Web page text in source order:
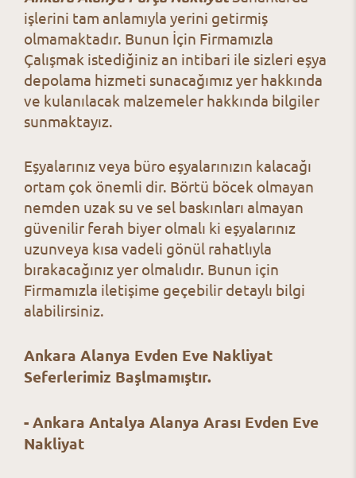
işlerini tam anlamıyla yerini getirmiş
olmamaktadır. Bunun İçin Firmamızla
Çalışmak istediğiniz an intibari ile sizleri eşya
depolama hizmeti sunacağımız yer hakkında
ve kulanılacak malzemeler hakkında bilgiler
sunmaktayız.
Eşyalarınız veya büro eşyalarınızın kalacağı
ortam çok önemli dir. Börtü böcek olmayan
nemden uzak su ve sel baskınları almayan
güvenilir ferah biyer olmalı ki eşyalarınız
uzunveya kısa vadeli gönül rahatlıyla
bırakacağınız yer olmalıdır. Bunun için
Firmamızla iletişime geçebilir detaylı bilgi
alabilirsiniz.
Ankara Alanya Evden Eve Nakliyat
Seferlerimiz Başlmamıştır.
- Ankara Antalya Alanya Arası Evden Eve
Nakliyat